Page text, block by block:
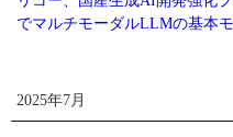
でマルチモーダルLLMの基本
2025年7月